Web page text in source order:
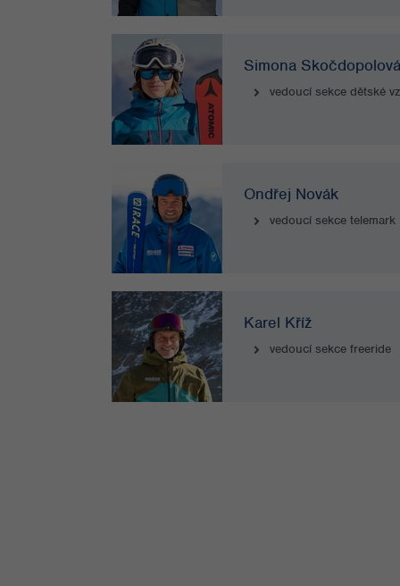
Simona Skočdopolová
vedoucí sekce dětské
Ondřej Novák
vedoucí sekce telemark
Karel Kříž
vedoucí sekce freeride